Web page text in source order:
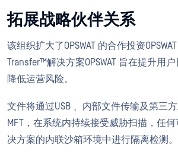
拓展战略伙伴关系
该组织扩大了OPSWAT 的合作投资
Transfer™解决方案OPSWAT 旨在提升用
降低运营风险。
文件将通过USB 、内部文件传输及第三
MFT，在系统内持续接受威胁扫描，任
决方案的内联沙箱环境中进行隔离检测。